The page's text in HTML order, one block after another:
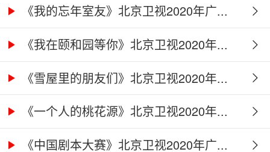
牌...《我的忘年室友》北京卫视2020年广...
《我在颐和园等你》北京卫视2020年...
《雪屋里的朋友们》北京卫视2020年...
《一个人的桃花源》北京卫视2020年...
《中国剧本大赛》北京卫视2020年广...